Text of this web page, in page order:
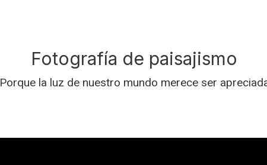
Fotografía de paisajismo
Porque la luz de nuestro mundo merece ser